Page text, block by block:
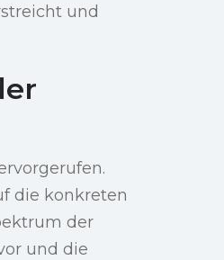
und
die konkreten
der
und die